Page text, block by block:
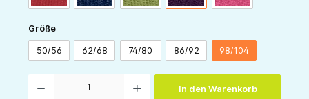
Größeauswählen
50/56 62/68 74/80 86/92 98/104
In den Warenkorb